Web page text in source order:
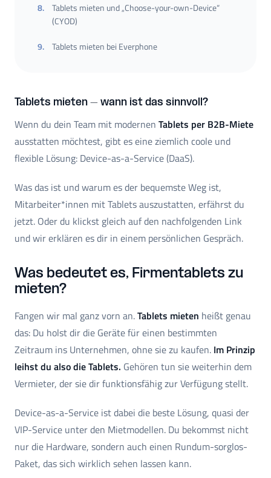
8.
Tablets mieten und „Choose-your-own-Device“
(CYOD)
9. Tablets mieten bei Everphone
Tablets mieten – wann ist das sinnvoll?
Wenn du dein Team mit modernen Tablets per B2B-Miete
ausstatten möchtest, gibt es eine ziemlich coole und
flexible Lösung: Device-as-a-Service (DaaS).
Was das ist und warum es der bequemste Weg ist,
Mitarbeiter*innen mit Tablets auszustatten, erfährst du
jetzt. Oder du klickst gleich auf den nachfolgenden Link
und wir erklären es dir in einem persönlichen Gespräch.
Was bedeutet es, Firmentablets zu
mieten?
Fangen wir mal ganz vorn an.Tablets mieten heißt genau
das: Du holst dir die Geräte für einen bestimmten
Zeitraum ins Unternehmen, ohne sie zu kaufen. Im Prinzip
leihst du also die Tablets. Gehören tun sie weiterhin dem
Vermieter, der sie dir funktionsfähig zur Verfügung stellt.
Device-as-a-Service ist dabei die beste Lösung, quasi der
VIP-Service unter den Mietmodellen. Du bekommst nicht
nur die Hardware, sondern auch einen Rundum-sorglos-
Paket, das sich wirklich sehen lassen kann.